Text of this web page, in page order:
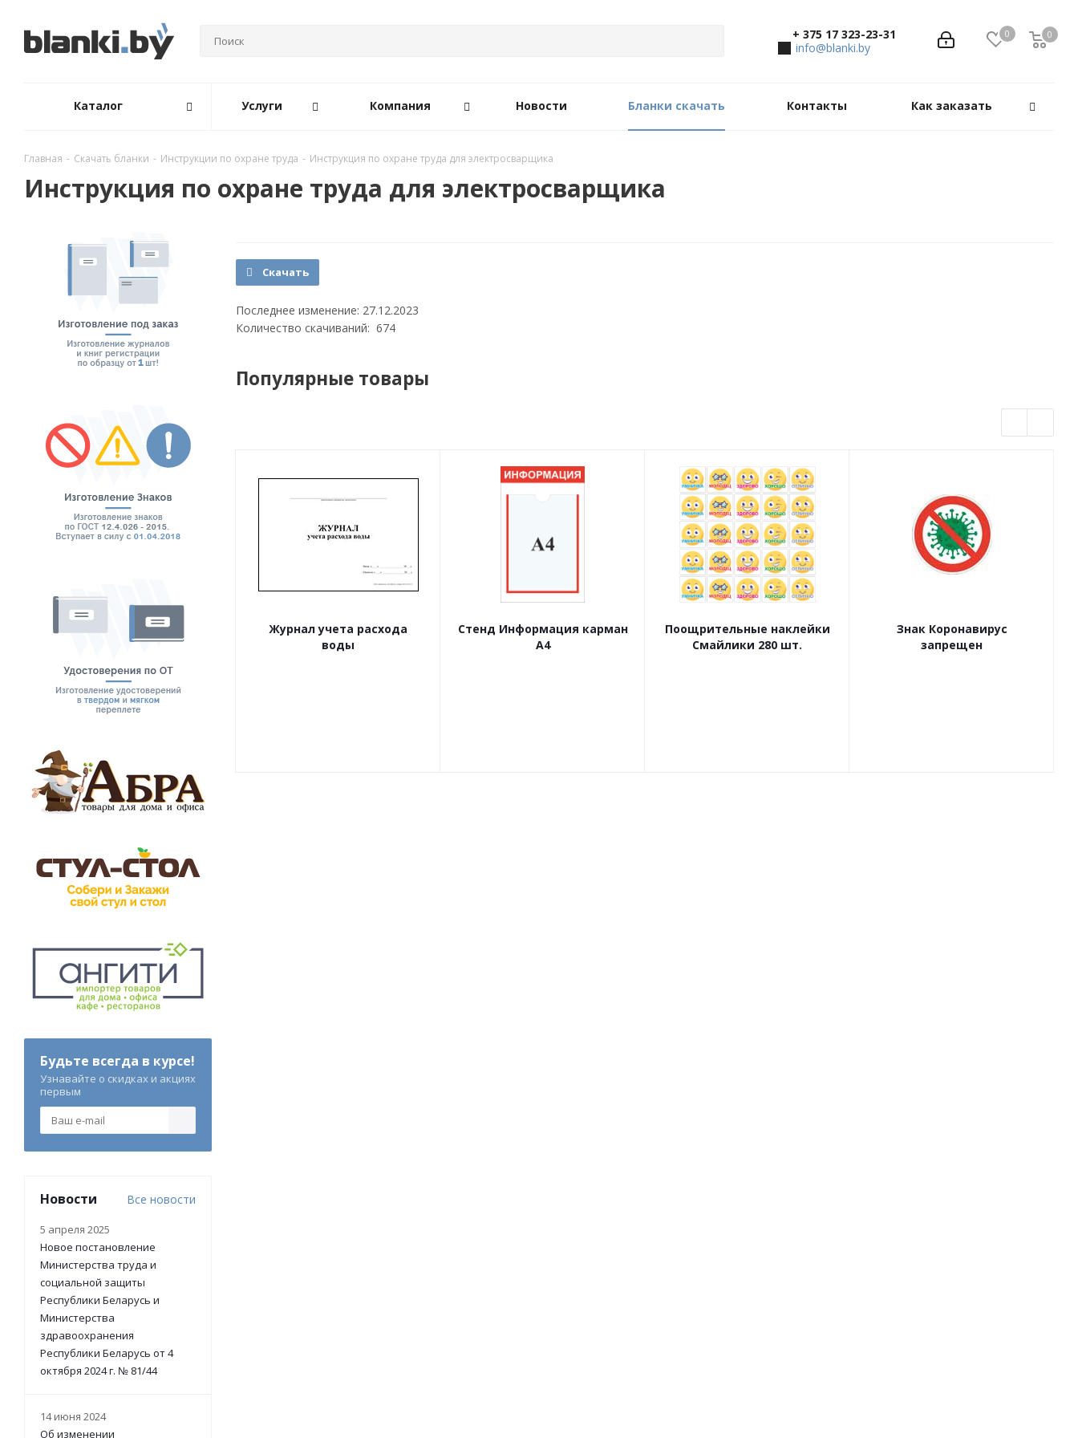
0 0
0
+ 375 17 323-23-31
info@blanki.by
Каталог Услуги Компания Новости Бланки скачать Контакты Как заказать
Главная - Скачать бланки - Инструкции по охране труда - Инструкция по охране труда для электросварщика
Инструкция по охране труда для электросварщика
Скачать
Последнее изменение: 27.12.2023
Количество скачиваний: 674
Популярные товары
Журнал учета расхода
воды
Стенд Информация карман
А4
Поощрительные наклейки
Смайлики 280 шт.
Знак Коронавирус
запрещен
Будьте всегда в курсе!
Узнавайте о скидках и акциях
первым
Новости Все новости
5 апреля 2025
Новое постановление
Министерства труда и
социальной защиты
Республики Беларусь и
Министерства
здравоохранения
Республики Беларусь от 4
октября 2024 г. № 81/44
14 июня 2024
Об изменении